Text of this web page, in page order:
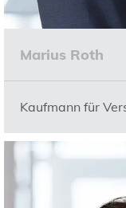
Marius Roth
Kaufmann für